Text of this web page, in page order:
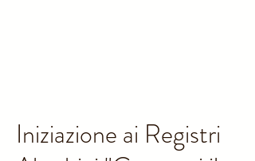
Iniziazione ai Registri